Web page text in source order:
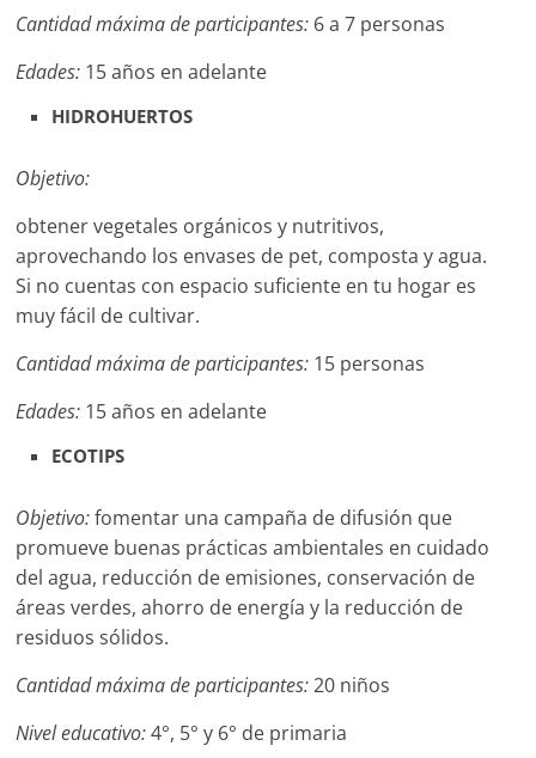
Cantidad máxima de participantes: 6 a 7 personas
Edades: 15 años en adelante
HIDROHUERTOS
Objetivo:
obtener vegetales orgánicos y nutritivos,
aprovechando los envases de pet, composta y agua.
Si no cuentas con espacio suficiente en tu hogar es
muy fácil de cultivar.
Cantidad máxima de participantes: 15 personas
Edades: 15 años en adelante
ECOTIPS
Objetivo:fomentar una campaña de difusión que
promueve buenas prácticas ambientales en cuidado
del agua, reducción de emisiones, conservación de
áreas verdes, ahorro de energía y la reducción de
residuos sólidos.
Cantidad máxima de participantes:20 niños
Nivel educativo:4°, 5° y 6° de primaria